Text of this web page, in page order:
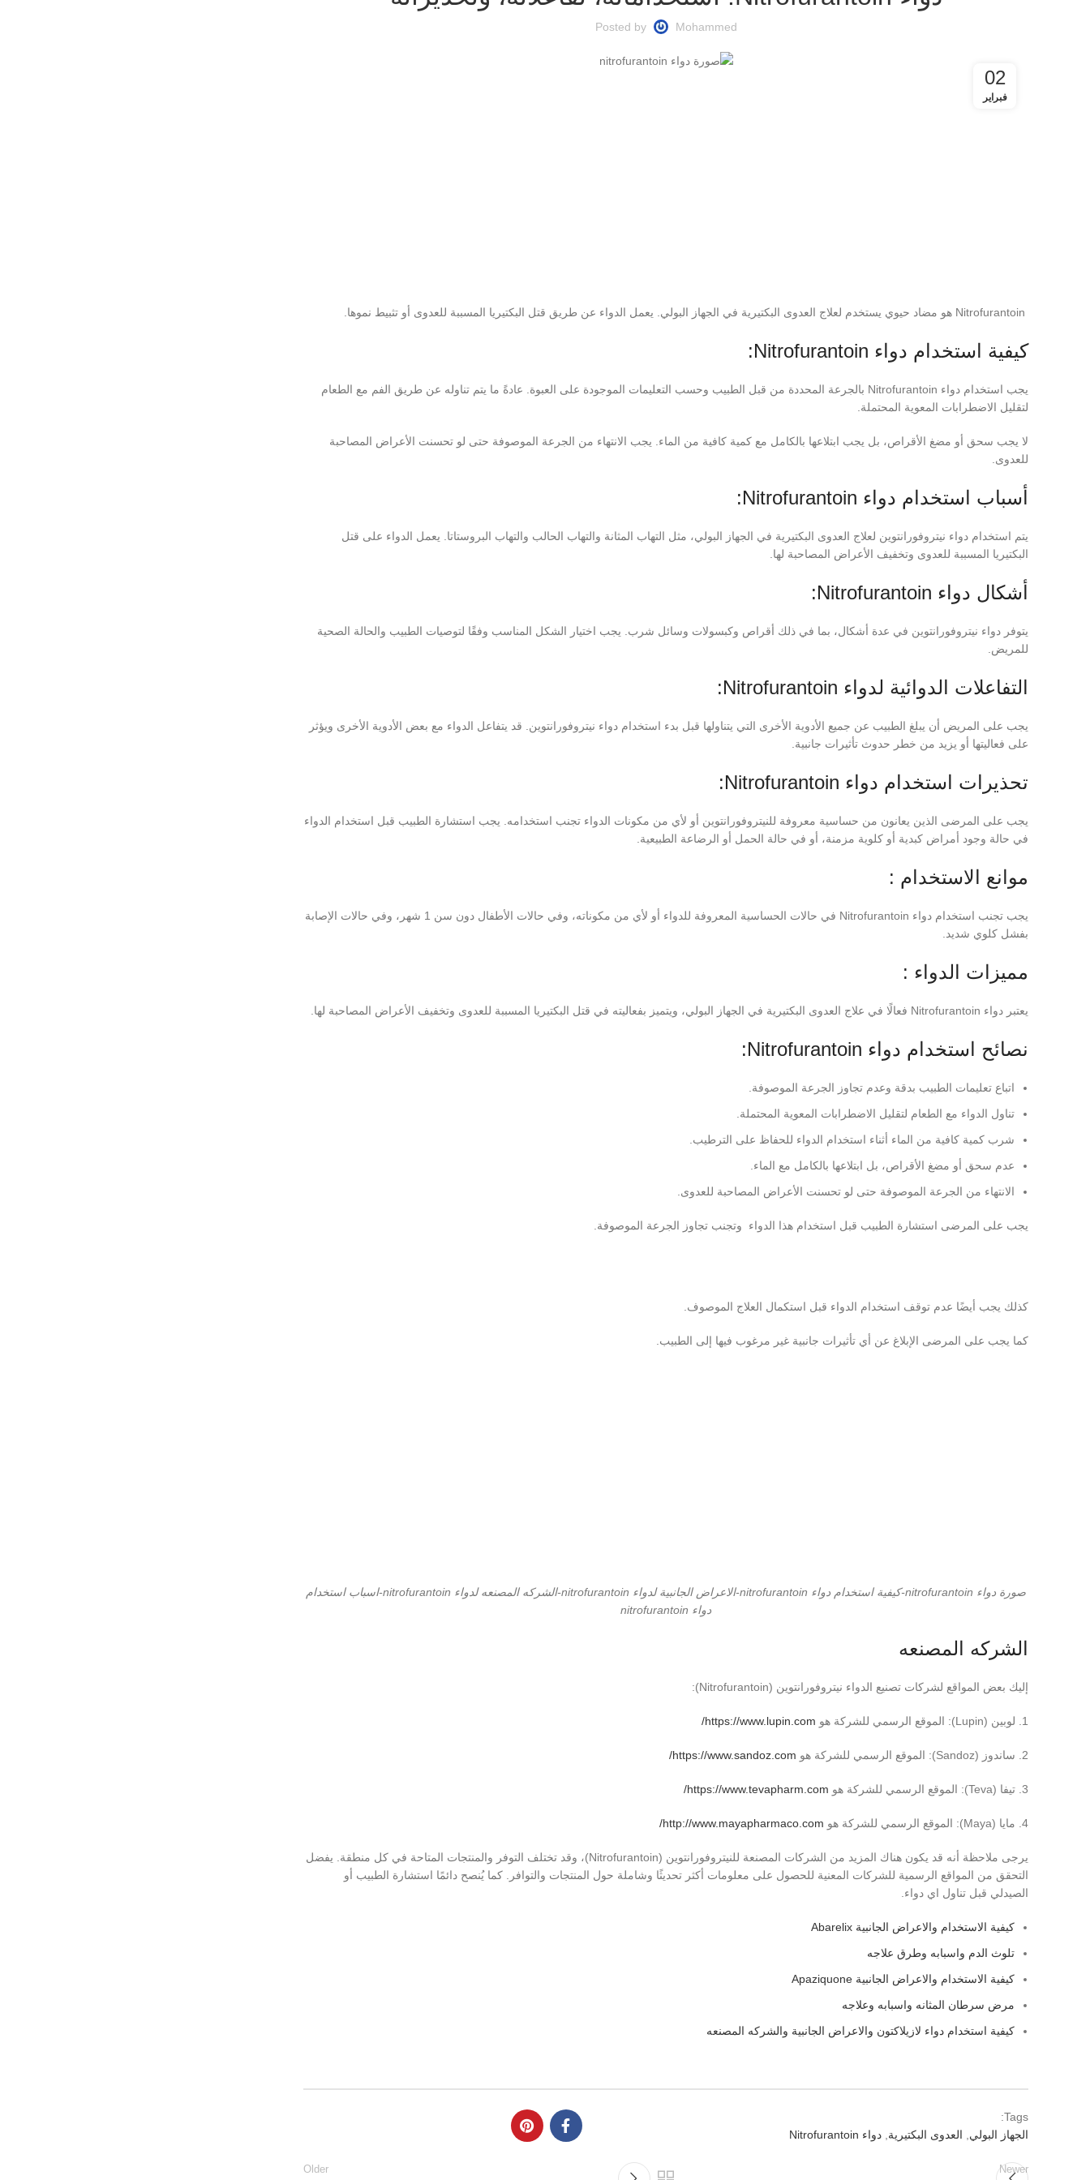
Posted by Mohammed
02
فبراير
كيفية استخدام دواء Nitrofurantoin:
يجب استخدام دواء Nitrofurantoin بالجرعة المحددة من قبل الطبيب وحسب التعليمات الموجودة على العبوة. عادةً ما يتم تناوله عن طريق الفم مع الطعام
لتقليل الاضطرابات المعوية المحتملة.
لا يجب سحق أو مضغ الأقراص، بل يجب ابتلاعها بالكامل مع كمية كافية من الماء. يجب الانتهاء من الجرعة الموصوفة حتى لو تحسنت الأعراض المصاحبة
للعدوى.
أسباب استخدام دواء Nitrofurantoin:
يتم استخدام دواء نيتروفورانتوين لعلاج العدوى البكتيرية في الجهاز البولي، مثل التهاب المثانة والتهاب الحالب والتهاب البروستاتا. يعمل الدواء على قتل
البكتيريا المسببة للعدوى وتخفيف الأعراض المصاحبة لها.
أشكال دواء Nitrofurantoin:
يتوفر دواء نيتروفورانتوين في عدة أشكال، بما في ذلك أقراص وكبسولات وسائل شرب. يجب اختيار الشكل المناسب وفقًا لتوصيات الطبيب والحالة الصحية
للمريض.
التفاعلات الدوائية لدواء Nitrofurantoin:
يجب على المريض أن يبلغ الطبيب عن جميع الأدوية الأخرى التي يتناولها قبل بدء استخدام دواء نيتروفورانتوين. قد يتفاعل الدواء مع بعض الأدوية الأخرى ويؤثر
على فعاليتها أو يزيد من خطر حدوث تأثيرات جانبية.
تحذيرات استخدام دواء Nitrofurantoin:
يجب على المرضى الذين يعانون من حساسية معروفة للنيتروفورانتوين أو لأي من مكونات الدواء تجنب استخدامه. يجب استشارة الطبيب قبل استخدام الدواء
في حالة وجود أمراض كبدية أو كلوية مزمنة، أو في حالة الحمل أو الرضاعة الطبيعية.
موانع الاستخدام :
يجب تجنب استخدام دواء Nitrofurantoin في حالات الحساسية المعروفة للدواء أو لأي من مكوناته، وفي حالات الأطفال دون سن 1 شهر، وفي حالات الإصابة
بفشل كلوي شديد.
مميزات الدواء :
يعتبر دواء Nitrofurantoin فعالًا في علاج العدوى البكتيرية في الجهاز البولي، ويتميز بفعاليته في قتل البكتيريا المسببة للعدوى وتخفيف الأعراض المصاحبة لها.
نصائح استخدام دواء Nitrofurantoin:
اتباع تعليمات الطبيب بدقة وعدم تجاوز الجرعة الموصوفة.
تناول الدواء مع الطعام لتقليل الاضطرابات المعوية المحتملة.
شرب كمية كافية من الماء أثناء استخدام الدواء للحفاظ على الترطيب.
عدم سحق أو مضغ الأقراص، بل ابتلاعها بالكامل مع الماء.
الانتهاء من الجرعة الموصوفة حتى لو تحسنت الأعراض المصاحبة للعدوى.
يجب على المرضى استشارة الطبيب قبل استخدام هذا الدواء وتجنب تجاوز الجرعة الموصوفة.
كذلك يجب أيضًا عدم توقف استخدام الدواء قبل استكمال العلاج الموصوف.
كما يجب على المرضى الإبلاغ عن أي تأثيرات جانبية غير مرغوب فيها إلى الطبيب.
صورة دواء nitrofurantoin-كيفية استخدام دواء nitrofurantoin-الاعراض الجانبية لدواء nitrofurantoin-الشركه المصنعه لدواء nitrofurantoin-اسباب استخدام
دواء nitrofurantoin
الشركه المصنعه
إليك بعض المواقع لشركات تصنيع الدواء نيتروفورانتوين (Nitrofurantoin):
1. لوبين (Lupin): الموقع الرسمي للشركة هو https://www.lupin.com/
2. ساندوز (Sandoz): الموقع الرسمي للشركة هو https://www.sandoz.com/
3. تيفا (Teva): الموقع الرسمي للشركة هو https://www.tevapharm.com/
4. مايا (Maya): الموقع الرسمي للشركة هو http://www.mayapharmaco.com/
يرجى ملاحظة أنه قد يكون هناك المزيد من الشركات المصنعة للنيتروفورانتوين (Nitrofurantoin)، وقد تختلف التوفر والمنتجات المتاحة في كل منطقة. يفضل
التحقق من المواقع الرسمية للشركات المعنية للحصول على معلومات أكثر تحديثًا وشاملة حول المنتجات والتوافر. كما يُنصح دائمًا استشارة الطبيب أو
الصيدلي قبل تناول اي دواء.
كيفية الاستخدام والاعراض الجانبية Abarelix
تلوث الدم واسبابه وطرق علاجه
كيفية الاستخدام والاعراض الجانبية Apaziquone
مرض سرطان المثانه واسبابه وعلاجه
كيفية استخدام دواء لازيلاكتون والاعراض الجانبية والشركه المصنعه
Tags:
الجهاز البولي, العدوى البكتيرية, دواء Nitrofurantoin
Newer
Older